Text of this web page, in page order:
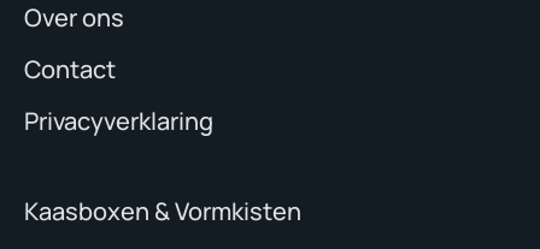
Over ons
Contact
Privacyverklaring
Kaasboxen & Vormkisten